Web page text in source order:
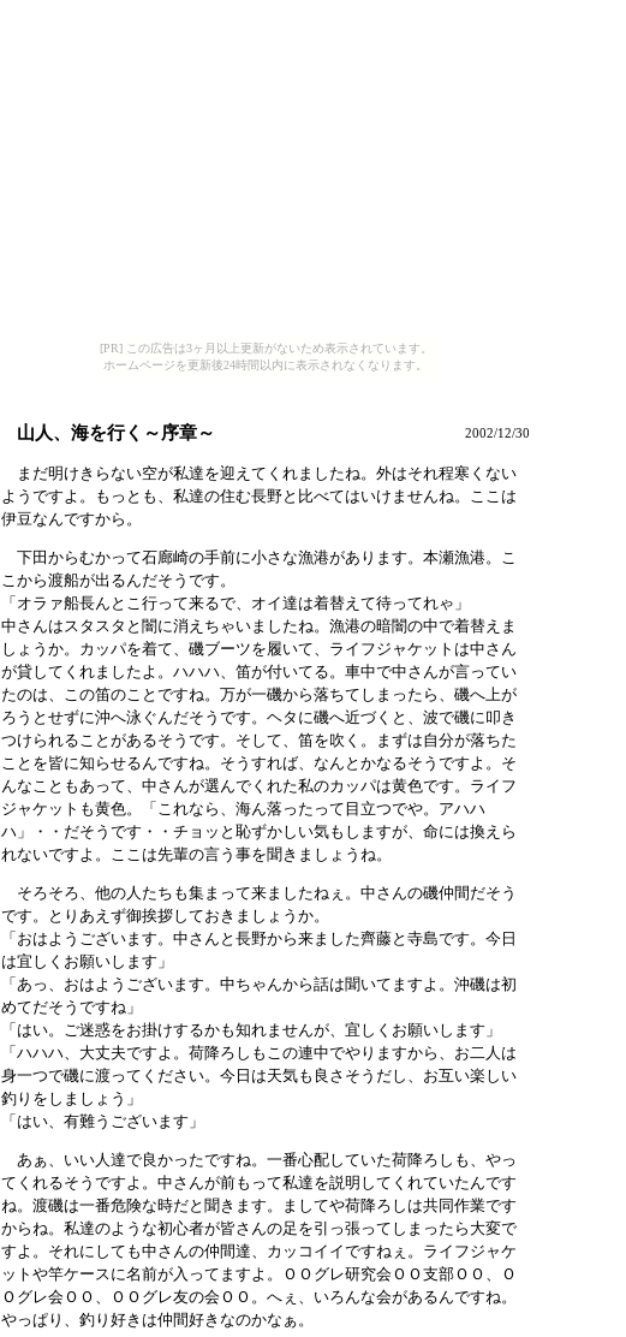
[PR] この広告は3ヶ月以上更新がないため表示されています。
ホームページを更新後24時間以内に表示されなくなります。
山人、海を行く～序章～ 2002/12/30
まだ明けきらない空が私達を迎えてくれましたね。外はそれ程寒くない
ようですよ。もっとも、私達の住む長野と比べてはいけませんね。ここは
伊豆なんですから。
下田からむかって石廊崎の手前に小さな漁港があります。本瀬漁港。こ
こから渡船が出るんだそうです。
「オラァ船長んとこ行って来るで、オイ達は着替えて待ってれゃ」
中さんはスタスタと闇に消えちゃいましたね。漁港の暗闇の中で着替えま
しょうか。カッパを着て、磯ブーツを履いて、ライフジャケットは中さん
が貸してくれましたよ。ハハハ、笛が付いてる。車中で中さんが言ってい
たのは、この笛のことですね。万が一磯から落ちてしまったら、磯へ上が
ろうとせずに沖へ泳ぐんだそうです。ヘタに磯へ近づくと、波で磯に叩き
つけられることがあるそうです。そして、笛を吹く。まずは自分が落ちた
ことを皆に知らせるんですね。そうすれば、なんとかなるそうですよ。そ
んなこともあって、中さんが選んでくれた私のカッパは黄色です。ライフ
ジャケットも黄色。「これなら、海ん落ったって目立つでや。アハハ
ハ」・・だそうです・・チョッと恥ずかしい気もしますが、命には換えら
れないですよ。ここは先輩の言う事を聞きましょうね。
そろそろ、他の人たちも集まって来ましたねぇ。中さんの磯仲間だそう
です。とりあえず御挨拶しておきましょうか。
「おはようございます。中さんと長野から来ました齊藤と寺島です。今日
は宜しくお願いします」
「あっ、おはようございます。中ちゃんから話は聞いてますよ。沖磯は初
めてだそうですね」
「はい。ご迷惑をお掛けするかも知れませんが、宜しくお願いします」
「ハハハ、大丈夫ですよ。荷降ろしもこの連中でやりますから、お二人は
身一つで磯に渡ってください。今日は天気も良さそうだし、お互い楽しい
釣りをしましょう」
「はい、有難うございます」
あぁ、いい人達で良かったですね。一番心配していた荷降ろしも、やっ
てくれるそうですよ。中さんが前もって私達を説明してくれていたんです
ね。渡磯は一番危険な時だと聞きます。ましてや荷降ろしは共同作業です
からね。私達のような初心者が皆さんの足を引っ張ってしまったら大変で
すよ。それにしても中さんの仲間達、カッコイイですねぇ。ライフジャケ
ットや竿ケースに名前が入ってますよ。ＯＯグレ研究会ＯＯ支部ＯＯ、Ｏ
Ｏグレ会ＯＯ、ＯＯグレ友の会ＯＯ。へぇ、いろんな会があるんですね。
やっぱり、釣り好きは仲間好きなのかなぁ。